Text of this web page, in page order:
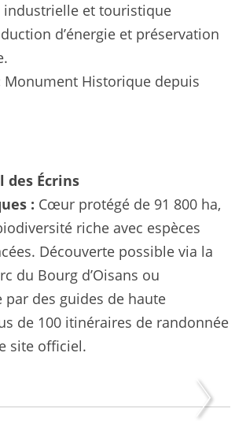
industrielle et touristique
d’énergie et préservation
Monument Historique depuis
des Écrins
: Cœur protégé de 91 800 ha,
riche avec espèces
Découverte possible via la
du Bourg d’Oisans ou
par des guides de haute
de 100 itinéraires de randonnée
site officiel.